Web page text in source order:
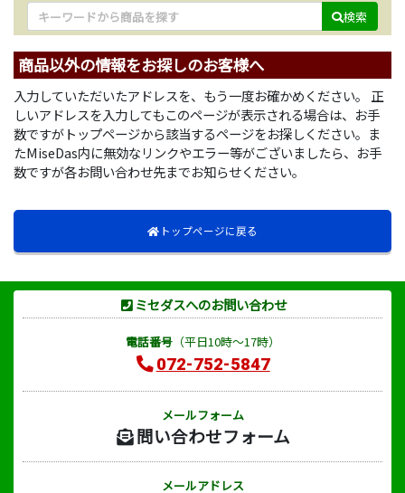
検索
商品以外の情報をお探しのお客様へ
入力していただいたアドレスを、もう一度お確かめください。 正
しいアドレスを入力してもこのページが表示される場合は、お手
数ですがトップページから該当するページをお探しください。ま
たMiseDas内に無効なリンクやエラー等がございましたら、お手
数ですが各お問い合わせ先までお知らせください。
トップページに戻る
ミセダスへのお問い合わせ
電話番号（平日10時～17時）
072-752-5847
メールフォーム
問い合わせフォーム
メールアドレス